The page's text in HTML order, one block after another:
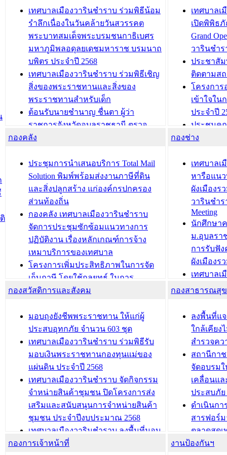
เทศบาลเมืองวารินชำราบ ร่วมพิธีน้อม
รำลึกเนื่องในวันคล้ายวันสวรรคต
พระบาทสมเด็จพระบรมชนกาธิเบศร
มหาภูมิพลอดุลยเดชมหาราช บรมนาถ
บพิตร ประจำปี 2568
เทศบาลเมืองวารินชำราบ ร่วมพิธีเชิญ
สิ่งของพระราชทานและสิ่งของ
พระราชทานสำหรับเด็ก
ต้อนรับนายชำนาญ ชื่นตา ผู้ว่า
ราชการจังหวัดอุบลราชธานี ตรวจ
ความเรียบร้อยของสถานที่ในการเตรี
องคมนตรี
สำนักทะเบียนท้องถิ่นเทศบาลเมือง
วารินชำราบ ดำเนินการมอบทะเบียน
บ้าน ทร.14 และบัตรประจำตัว
ประชาชนบุคคลประเภท 8 แก่บุคคลที่
ได้รับการเพิ่มชื่อในทะเบียนบ้าน
(ท.ร.14) กรณีคนไม่มีสัญชาติไทยได้รับ
อนุญาตให้มีถิ่นที่อยู่
ประชุมคณะกรรมการประเมินผลการ
ควบคุมภายในของ สำนัก/กอง/
โรงเรียน/ศูนย์พัฒนาเด็กเล็ก/สถานธนา
บทความ อื่นๆ ...
เทศบาลเ
เปิดพิพิธภั
Grand
วารินชำร
ประชาสัม
ติดตามส
โครงกา
เข้าใจใน
ประจำปี
ประชุมค
ความเสี่ย
ประชุมที
ชีวา สร้า
ขับเคลื่อน
“เมืองแห่
บทความ อื่นๆ ...
กองคลัง
ประชุมการนำเสนอบริการ Total Mail
Solution พิมพ์พร้อมส่งงานภาษีที่ดิน
และสิ่งปลูกสร้าง แก่องค์กรปกครอง
ส่วนท้องถิ่น
กองคลัง เทศบาลเมืองวารินชำราบ
จัดการประชุมซักซ้อมแนวทางการ
ปฏิบัติงาน เรื่องหลักเกณฑ์การจ้าง
เหมาบริการของเทศบาล
โครงการเพิ่มประสิทธิภาพในการจัด
เก็บภาษี โดยใช้กลยุทธ์ ในการ
พัฒนาการจัดเก็บรายได้ ประจำปี พ.ศ.
เทศบาลเมืองวารินชำราบ ร่วมการ
ประชุมวิชาการระดับนานาชาติและ
นิทรรศการด้านนวัตกรรมท้องถิ่น 2568
และรับรางวัลทีมนักวิจัยดีเด่นจาก
นวัตกรรมโครงการทะเบียนภาษีป้าย
ประชุมผู้เช่าอาคารพาณิชย์ บริเวณ
ถนนเกษมสุขและถนนประทุมเทพภักดี
บทความ อื่นๆ ...
กองช่าง
เทศบาลเ
หารือแน
ผังเมืองร
วารินชำร
Meeting
นักศึกษา
ม.อุบลรา
การรับฟั
ผังเมืองร
เทศบาลเ
โครงการ
เทศบาล
รับฟังคว
ผังเมือง
วารินชำ
เทศบาล
ซักซ้อมแ
ประโยช
บทความ อื่นๆ ...
กองสวัสดิการและสังคม
มอบถุงยังชีพพระราชทาน ให้แก่ผู้
ประสบอุทกภัย จำนวน 603 ชุด
เทศบาลเมืองวารินชำราบ ร่วมพิธีรับ
มอบเงินพระราชทานกองทุนแม่ของ
แผ่นดิน ประจำปี 2568
เทศบาลเมืองวารินชำราบ จัดกิจกรรม
จำหน่ายสินค้าชุมชน ปิดโครงการส่ง
เสริมและสนับสนุนการจำหน่ายสินค้า
ชุมชน ประจำปีงบประมาณ 2568
เทศบาลเมืองวารินชำราบ ลงพื้นที่มอบ
น้ำดื่มแก่ผู้พักอาศัย ณ ศูนย์พักพิง
กองสาธารณสุ
ลงพื้นที่แ
ใกล้เคียง
สำรวจค
สถานีกา
จัดอบรม
เคลื่อนแ
ประสบภั
ดำเนินกา
สารฟอร์
ตลาดสดเ
วารินชำร
กองการเจ้าหน้าที่ งานป้องกันฯ